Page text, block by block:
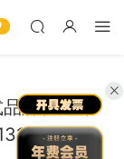
牌视觉流
）